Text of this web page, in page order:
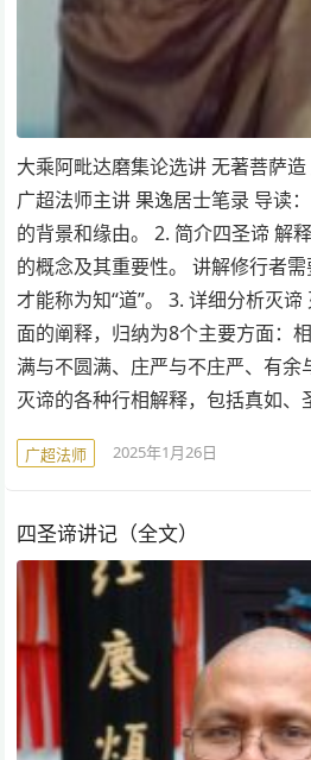
大乘阿毗达磨集论选讲 无著菩萨
广超法师主讲 果逸居士笔录 导读
的背景和缘由。 2. 简介四圣谛 解
的概念及其重要性。 讲解修行者需
才能称为知“道”。 3. 详细分析灭
面的阐释，归纳为8个主要方面：
满与不圆满、庄严与不庄严、有余
灭谛的各种行相解释，包括真如
广超法师 2025年1月26日
四圣谛讲记（全文）